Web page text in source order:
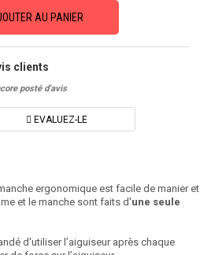
AU PANIER
clients
posté d'avis
EVALUEZ-LE
ergonomique est facile de manier et
et le manche sont faits d'une seule
d'utiliser l’aiguiseur après chaque